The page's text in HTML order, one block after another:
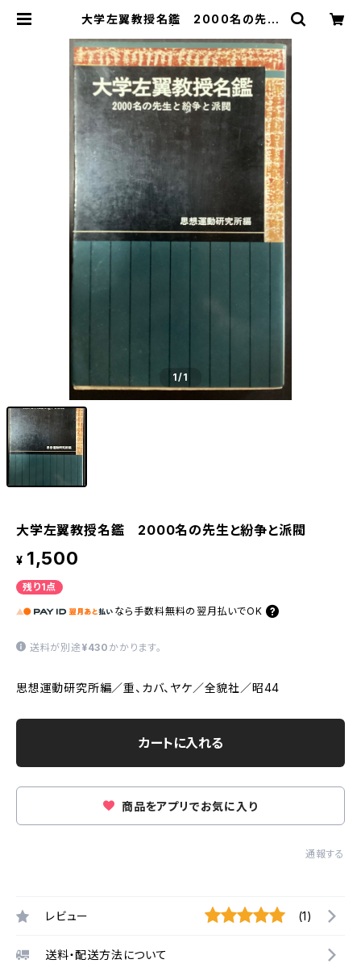
大学左翼教授名鑑 2000名の先生
1/1
大学左翼教授名鑑 2000名の先生と紛争と派閥
¥ 1,500
残り1点
なら 手数料無料の 翌月払いでOK
送料が別途 ¥430 かかります。
思想運動研究所編／重、カバ、ヤケ／全貌社／昭44
カートに入れる
商品をアプリでお気に入り
通報する
レビュー (1)
送料・配送方法について